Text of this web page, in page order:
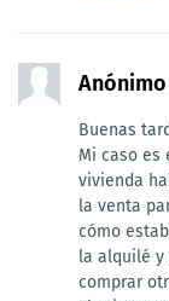
Anónimo
Buenas
Mi caso es
vivienda
la venta
cómo
la alquilé y
comprar